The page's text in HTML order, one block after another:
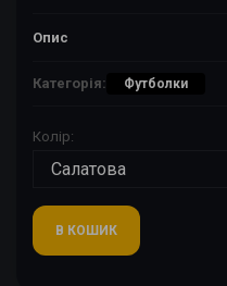
Опис
Категорія: Футболки
Колір:
В КОШИК